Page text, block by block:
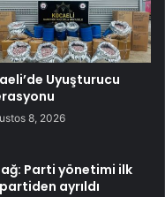
Uyuşturucu
8, 2026
Parti yönetimi ilk
ayrıldı